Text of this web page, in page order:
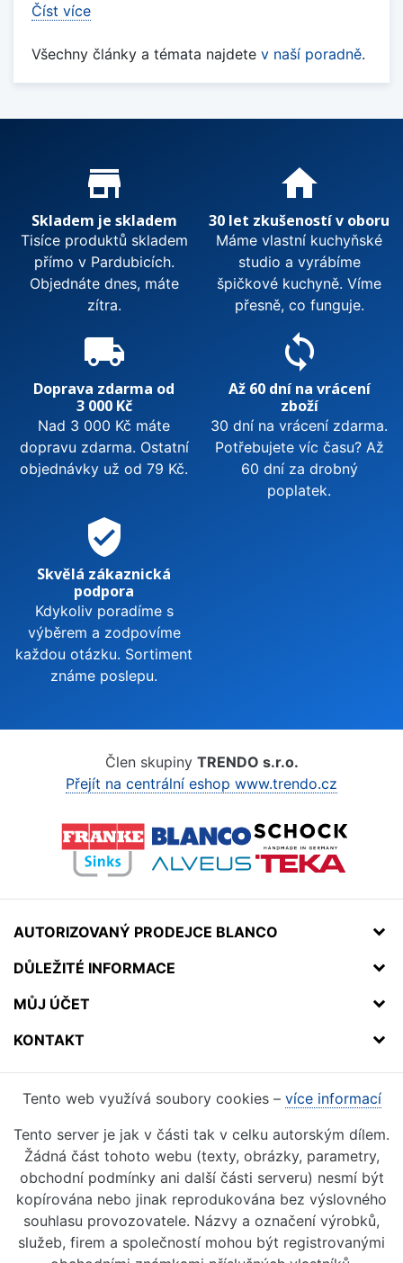
Číst více
Všechny články a témata najdete v naší poradně.
Proč nakupovat u nás?
store_mall_directory
Skladem je skladem
Tisíce produktů skladem
přímo v Pardubicích.
Objednáte dnes, máte
zítra.
home
30 let zkušeností v oboru
Máme vlastní kuchyňské
studio a vyrábíme
špičkové kuchyně. Víme
přesně, co funguje.
local_shipping
Doprava zdarma od
3 000 Kč
Nad 3 000 Kč máte
dopravu zdarma. Ostatní
objednávky už od 79 Kč.
sync
Až 60 dní na vrácení
zboží
30 dní na vrácení zdarma.
Potřebujete víc času? Až
60 dní za drobný
poplatek.
verified_user
Skvělá zákaznická
podpora
Kdykoliv poradíme s
výběrem a zodpovíme
každou otázku. Sortiment
známe poslepu.
Člen skupiny TRENDO s.r.o.
Přejít na centrální eshop www.trendo.cz
AUTORIZOVANÝ PRODEJCE BLANCO
DŮLEŽITÉ INFORMACE
MŮJ ÚČET
KONTAKT
Tento web využívá soubory cookies – více informací
Tento server je jak v části tak v celku autorským dílem.
Žádná část tohoto webu (texty, obrázky, parametry,
obchodní podmínky ani další části serveru) nesmí být
kopírována nebo jinak reprodukována bez výslovného
souhlasu provozovatele. Názvy a označení výrobků,
služeb, firem a společností mohou být registrovanými